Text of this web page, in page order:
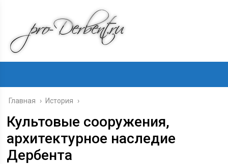
Главная › История ›
Культовые сооружения,
архитектурное наследие
Дербента